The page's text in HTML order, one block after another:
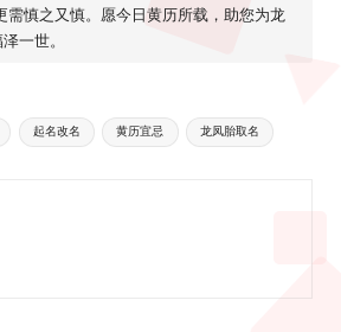
需慎之又慎。愿今日黄历所载，助您为龙
一世。
起名改名 黄历宜忌 龙凤胎取名